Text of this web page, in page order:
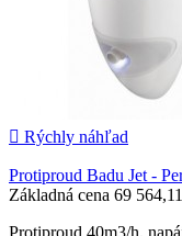
 Rýchly náhľad
Protiproud Badu Jet -
Základná cena 69
Protiproud 40m3/h,